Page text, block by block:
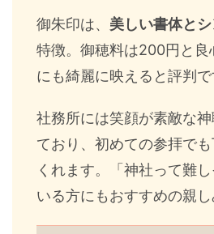
御朱印は、 美しい書体と
特徴。御穂料は200円と良
にも綺麗に映えると評判で
社務所には笑顔が素敵な
ており、初めての参拝で
くれます。「神社って難
いる方にもおすすめの親し